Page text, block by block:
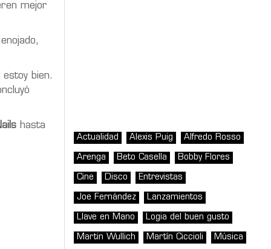
mejor
bien.
hasta
Actualidad Alexis Puig Alfredo Rosso
Arenga Beto Casella Bobby Flores
Cine Disco Entrevistas
Joe Fernández Lanzamientos
Llave en Mano Logia del buen gusto
Martin Wullich Martín Ciccioli Música